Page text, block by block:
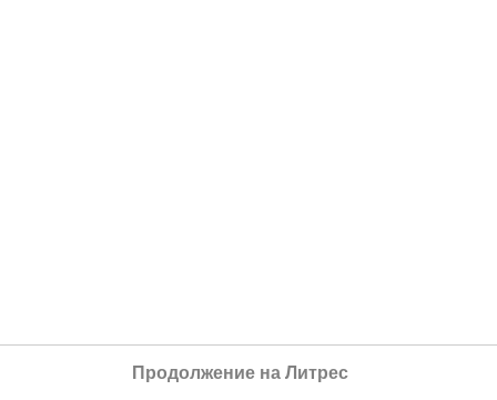
Продолжение на Литрес